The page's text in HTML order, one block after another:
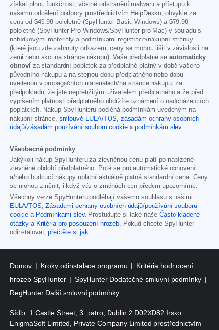
získat plnou funkčnost, včetně odstranění malwaru a přístupu k
našemu oddělení podpory prostřednictvím HelpDesku, obvykle za
cenu od $49.98 pololetně (SpyHunter Basic Windows) a $79.98
pololetně (SpyHunter Pro Windows/SpyHunter pro Mac) v souladu s
nabídkovými materiály a podmínkami registrace/nákupní stránky
(které jsou zde zahrnuty odkazem; ceny se mohou lišit v závislosti na
zemi nebo akci na stránce nákupu). Vaše předplatné se automaticky
obnoví za standardní poplatek za předplatné platný v době vašeho
původního nákupu a na stejnou dobu předplatného nebo dobu
uvedenou v propagačních materiálech/na stránce nákupu, za
předpokladu, že jste nepřetržitým uživatelem předplatného a že před
vypršením platnosti předplatného obdržíte oznámení o nadcházejících
poplatcích. Nákup SpyHunteru podléhá podmínkám uvedeným na
nákupní stránce, smlouvě EULA/TOS, zásadám ochrany osobních
údajů/zásadám používání souborů cookie a podmínkám slev.
------
Všeobecné podmínky
Jakýkoli nákup SpyHunteru za zlevněnou cenu platí po nabízené
zlevněné období předplatného. Poté se pro automatické obnovení
a/nebo budoucí nákupy uplatní aktuálně platná standardní cena. Ceny
se mohou změnit, i když vás o změnách cen předem upozorníme.
Všechny verze SpyHunteru podléhají vašemu souhlasu s našimi
EULA/TOS, Zásadami ochrany osobních údajů/používání souborů
cookie a Podmínkami slev. Prostudujte si také naše Často kladené
otázky a Kritéria pro posouzení hrozeb. Pokud chcete SpyHunter
odinstalovat, přečtěte si jak.
Domov Kroky odinstalace programu
Kritéria hodnocení
hrozeb SpyHunter
SpyHunter Dodatečné smluvní podmínky
RegHunter Další smluvní podmínky
Sídlo: 1 Castle Street, 3. patro, Dublin 2 D02XD82 Irsko.
EnigmaSoft Limited, Private Company Limited prostřednictvím